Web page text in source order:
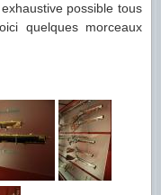
possible tous
quelques morceaux